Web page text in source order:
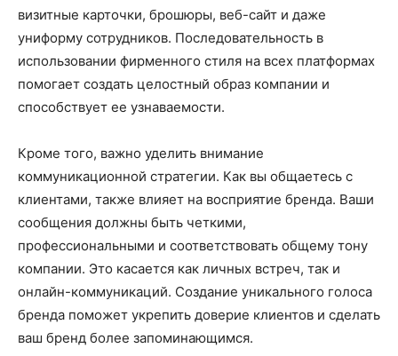
визитные карточки, брошюры, веб-сайт и даже
униформу сотрудников. Последовательность в
использовании фирменного стиля на всех платформах
помогает создать целостный образ компании и
способствует ее узнаваемости.
Кроме того, важно уделить внимание
коммуникационной стратегии. Как вы общаетесь с
клиентами, также влияет на восприятие бренда. Ваши
сообщения должны быть четкими,
профессиональными и соответствовать общему тону
компании. Это касается как личных встреч, так и
онлайн-коммуникаций. Создание уникального голоса
бренда поможет укрепить доверие клиентов и сделать
ваш бренд более запоминающимся.